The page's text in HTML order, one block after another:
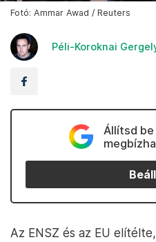
Fotó: Ammar Awad / Reuters
Péli-Koroknai
Állítsd
Az ENSZ és az EU